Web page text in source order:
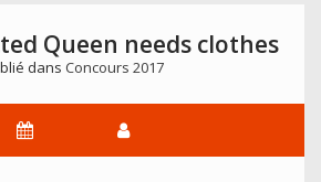
T’Hacka
Voir
Queen needs clothes
dans Concours 2017